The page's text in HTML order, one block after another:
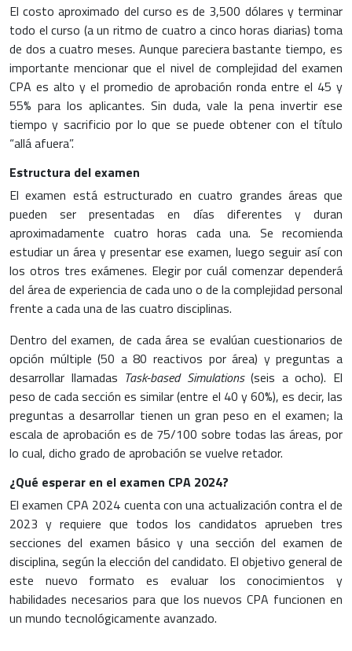
El costo aproximado del curso es de 3,500 dólares y terminar
todo el curso (a un ritmo de cuatro a cinco horas diarias) toma
de dos a cuatro meses. Aunque pareciera bastante tiempo, es
importante mencionar que el nivel de complejidad del examen
CPA es alto y el promedio de aprobación ronda entre el 45 y
55% para los aplicantes. Sin duda, vale la pena invertir ese
tiempo y sacrificio por lo que se puede obtener con el título
“allá afuera”.
Estructura del examen
El examen está estructurado en cuatro grandes áreas que
pueden ser presentadas en días diferentes y duran
aproximadamente cuatro horas cada una. Se recomienda
estudiar un área y presentar ese examen, luego seguir así con
los otros tres exámenes. Elegir por cuál comenzar dependerá
del área de experiencia de cada uno o de la complejidad personal
frente a cada una de las cuatro disciplinas.
Dentro del examen, de cada área se evalúan cuestionarios de
opción múltiple (50 a 80 reactivos por área) y preguntas a
desarrollar llamadas Task-based Simulations(seis a ocho). El
peso de cada sección es similar (entre el 40 y 60%), es decir, las
preguntas a desarrollar tienen un gran peso en el examen; la
escala de aprobación es de 75/100 sobre todas las áreas, por
lo cual, dicho grado de aprobación se vuelve retador.
¿Qué esperar en el examen CPA 2024?
El examen CPA 2024 cuenta con una actualización contra el de
2023 y requiere que todos los candidatos aprueben tres
secciones del examen básico y una sección del examen de
disciplina, según la elección del candidato. El objetivo general de
este nuevo formato es evaluar los conocimientos y
habilidades necesarios para que los nuevos CPA funcionen en
un mundo tecnológicamente avanzado.